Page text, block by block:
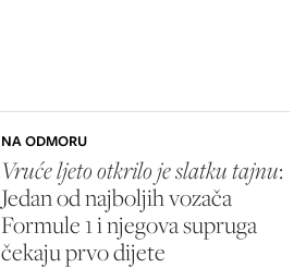
NA ODMORU
Vruće ljeto otkrilo je slatku tajnu:
Jedan od najboljih vozača
Formule 1 i njegova supruga
čekaju prvo dijete